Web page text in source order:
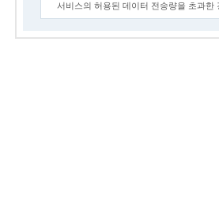
서비스의 허용된 데이터 전송량을 초과